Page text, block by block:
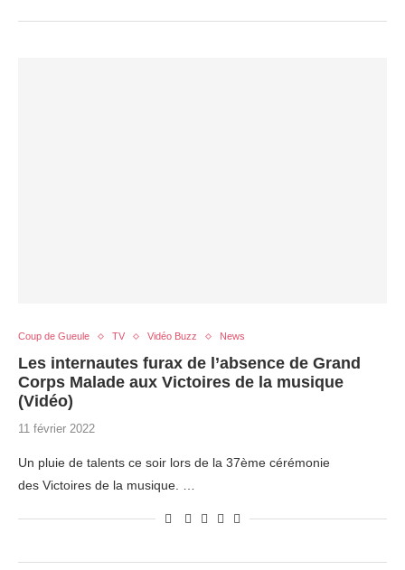
Coup de Gueule TV Vidéo Buzz News
Les internautes furax de l’absence de Grand
Corps Malade aux Victoires de la musique
(Vidéo)
11 février 2022
Un pluie de talents ce soir lors de la 37ème cérémonie
des Victoires de la musique. …